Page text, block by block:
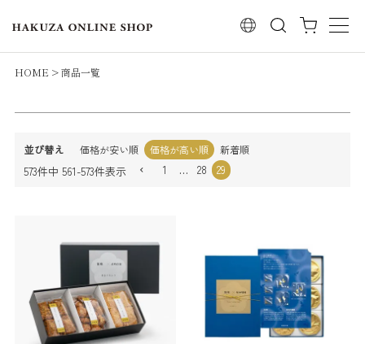
検索
HOME 商品一覧
キーワードヒット順
並び替え 価格が安い順 価格が高い順 新着順
573件中 561-573件表示 1 … 28 29